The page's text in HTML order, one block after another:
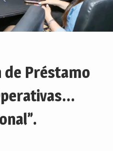
de Préstamo